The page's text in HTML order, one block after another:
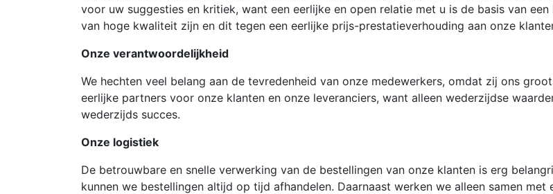
voor uw suggesties en kritiek, want een eerlijke en open relatie met u is de basis van
van hoge kwaliteit zijn en dit tegen een eerlijke prijs-prestatieverhouding aan onze
Onze verantwoordelijkheid
We hechten veel belang aan de tevredenheid van onze medewerkers, omdat zij ons
eerlijke partners voor onze klanten en onze leveranciers, want alleen wederzijdse
wederzijds succes.
Onze logistiek
De betrouwbare en snelle verwerking van de bestellingen van onze klanten is erg
kunnen we bestellingen altijd op tijd afhandelen. Daarnaast werken we alleen samen